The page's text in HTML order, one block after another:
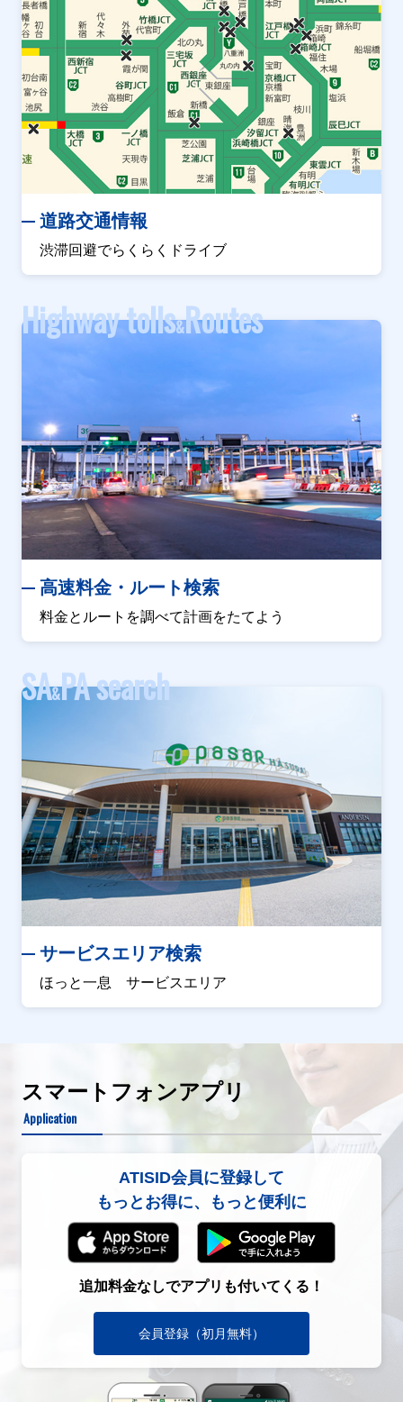
道路交通情報
渋滞回避でらくらくドライブ
Highway tolls&Routes
高速料金・ルート検索
料金とルートを調べて計画をたてよう
SA&PA search
サービスエリア検索
ほっと一息 サービスエリア
スマートフォンアプリ
Application
ATISID会員に登録して
もっとお得に、もっと便利に
追加料金なしでアプリも付いてくる！
会員登録（初月無料）